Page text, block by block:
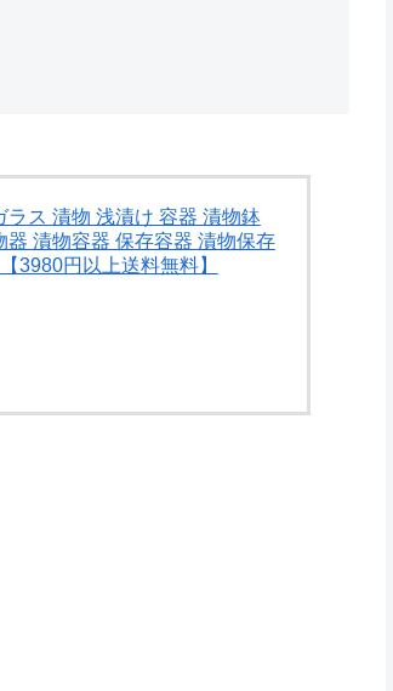
ス 漬物 浅漬け 容器 漬物鉢
漬物容器 保存容器 漬物保存
3980円以上送料無料】